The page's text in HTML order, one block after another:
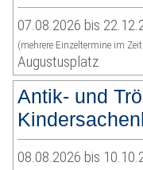
07.08.2026 bis
(mehrere Einzeltermine im
Augustusplatz
Antik- und
08.08.2026 bis